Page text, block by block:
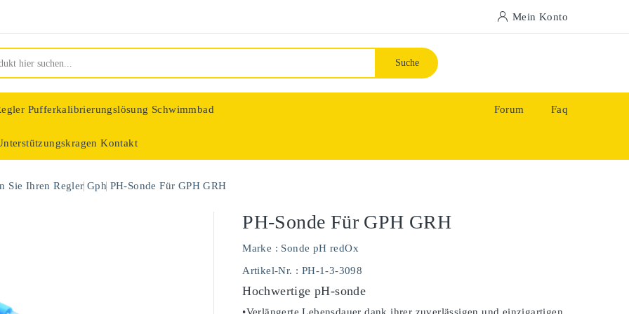
Mein Konto
Suche
Pufferkalibrierungslösung Schwimmbad
Kontakt
Forum Faq
Sie Ihren Regler Gph PH-Sonde Für GPH GRH
PH-Sonde Für GPH GRH
Marke : Sonde pH redOx
Artikel-Nr. : PH-1-3-3098
Hochwertige pH-sonde